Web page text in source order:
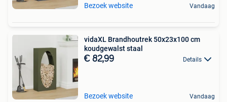
Bezoek website Vandaag
vidaXL Brandhoutrek 50x23x100 cm
koudgewalst staal
€ 82,99 Details
Bezoek website Vandaag